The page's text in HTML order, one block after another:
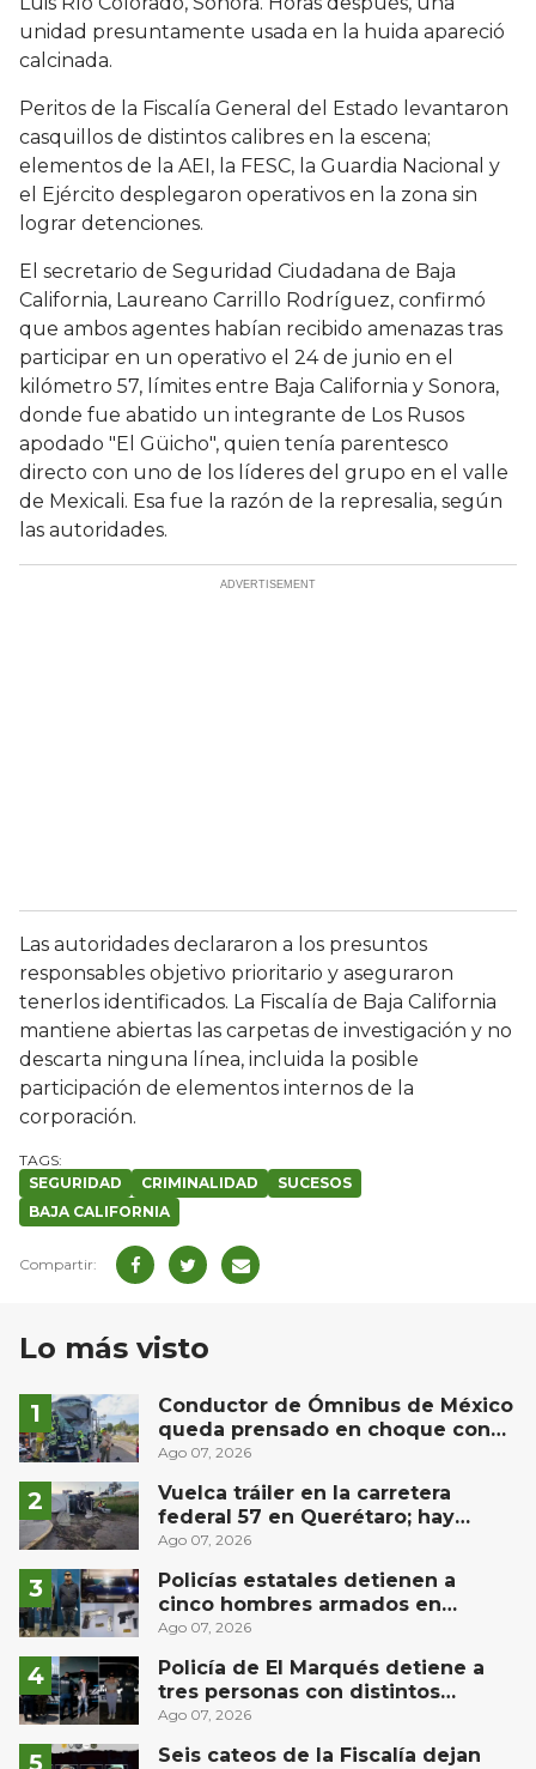
unidad presuntamente usada en la huida apareció
calcinada.
Peritos de la Fiscalía General del Estado levantaron
casquillos de distintos calibres en la escena;
elementos de la AEI, la FESC, la Guardia Nacional y
el Ejército desplegaron operativos en la zona sin
lograr detenciones.
El secretario de Seguridad Ciudadana de Baja
California, Laureano Carrillo Rodríguez, confirmó
que ambos agentes habían recibido amenazas tras
participar en un operativo el 24 de junio en el
kilómetro 57, límites entre Baja California y Sonora,
donde fue abatido un integrante de Los Rusos
apodado "El Güicho", quien tenía parentesco
directo con uno de los líderes del grupo en el valle
de Mexicali. Esa fue la razón de la represalia, según
las autoridades.
Las autoridades declararon a los presuntos
responsables objetivo prioritario y aseguraron
tenerlos identificados. La Fiscalía de Baja California
mantiene abiertas las carpetas de investigación y no
descarta ninguna línea, incluida la posible
participación de elementos internos de la
corporación.
SEGURIDAD CRIMINALIDAD
SUCESOS
BAJA CALIFORNIA
Lo más visto
Conductor de Ómnibus de México
queda prensado en choque con
materialista en San Juan del Río
Ago 07, 2026
Vuelca tráiler en la carretera
federal 57 en Querétaro; hay
derrame de combustible
Ago 07, 2026
Policías estatales detienen a
cinco hombres armados en
Puebla capital
Ago 07, 2026
Policía de El Marqués detiene a
tres personas con distintos
narcóticos
Ago 07, 2026
Seis cateos de la Fiscalía dejan